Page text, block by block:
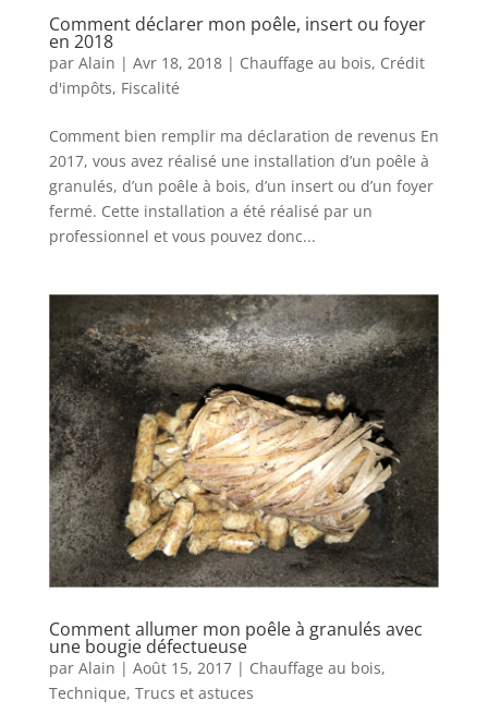
Comment déclarer mon poêle, insert ou foyer
en 2018
par Alain | Avr 18, 2018| Chauffage au bois, Crédit
d'impôts, Fiscalité
Comment bien remplir ma déclaration de revenus En
2017, vous avez réalisé une installation d’un poêle à
granulés, d’un poêle à bois, d’un insert ou d’un foyer
fermé. Cette installation a été réalisé par un
professionnel et vous pouvez donc...
Comment allumer mon poêle à granulés avec
une bougie défectueuse
par Alain | Août 15, 2017| Chauffage au bois,
Technique, Trucs et astuces